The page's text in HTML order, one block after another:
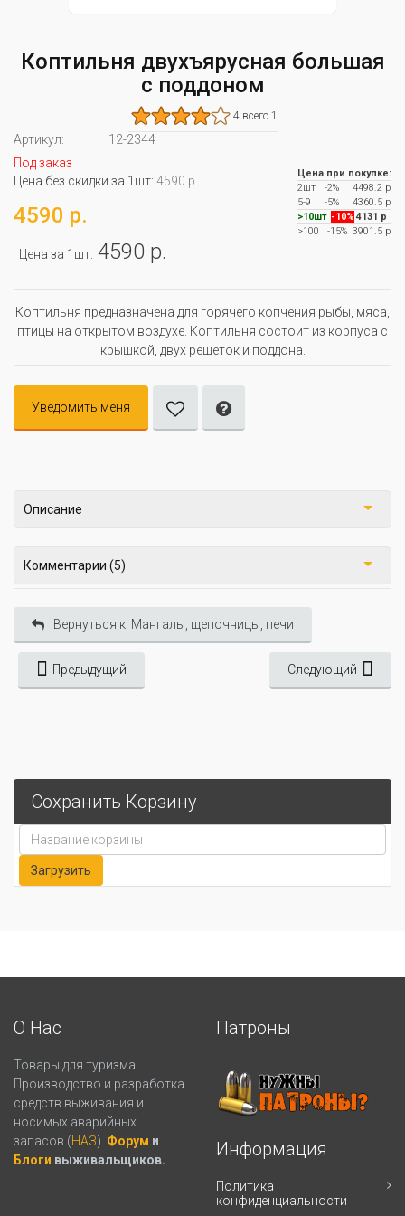
Коптильня двухъярусная большая
с поддоном
4 всего 1
Артикул:
12-2344
Под заказ
Цена без скидки за 1шт: 4590 р.
4590 р.
Цена за 1шт: 4590 р.
Цена при покупке:
2шт
-2%
4498.2 р
5-9
-5%
4360.5 р
>10шт -10% 4131 р
>100
-15% 3901.5 р
Коптильня предназначена для горячего копчения рыбы, мяса,
птицы на открытом воздухе. Коптильня состоит из корпуса с
крышкой, двух решеток и поддона.
Уведомить меня
Описание
Комментарии (5)
Вернуться к: Мангалы, щепочницы, печи
Предыдущий Следующий
Сохранить Корзину
О Нас
Товары для туризма.
Производство и разработка
средств выживания и
носимых аварийных
запасов (НАЗ). Форум и
Блоги выживальщиков.
Патроны
Информация
Политика
конфиденциальности